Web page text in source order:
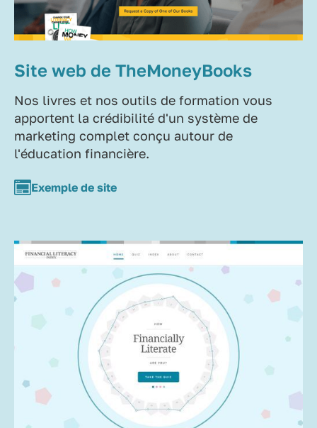
Site web de TheMoneyBooks
Nos livres et nos outils de formation vous
apportent la crédibilité d'un système de
marketing complet conçu autour de
l'éducation financière.
Exemple de site